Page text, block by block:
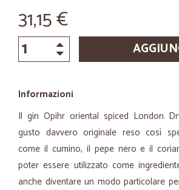
31,15 €
Informazioni
Il gin Opihr oriental spiced London
gusto davvero originale reso così
come il cumino, il pepe nero e il
poter essere utilizzato come
anche diventare un modo particolare